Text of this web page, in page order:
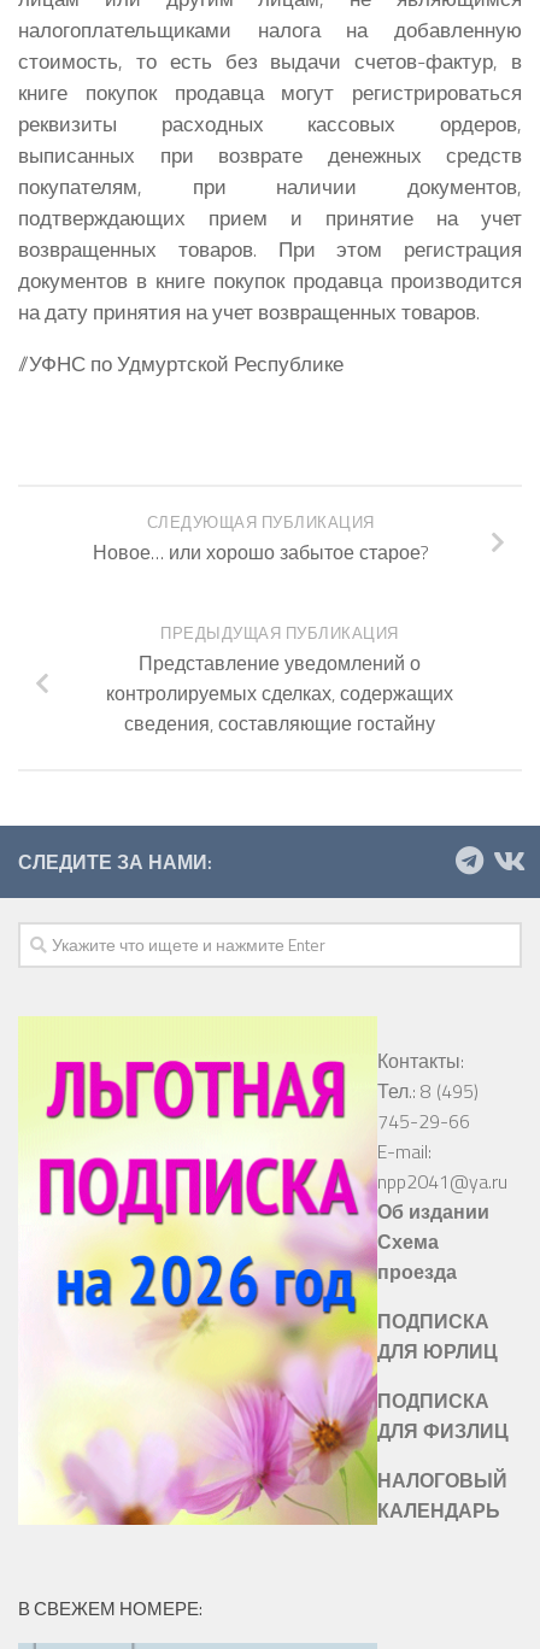
налогоплательщиками налога на добавленную
стоимость, то есть без выдачи счетов-фактур, в
книге покупок продавца могут регистрироваться
реквизиты расходных кассовых ордеров,
выписанных при возврате денежных средств
покупателям, при наличии документов,
подтверждающих прием и принятие на учет
возвращенных товаров. При этом регистрация
документов в книге покупок продавца производится
на дату принятия на учет возвращенных товаров.
//УФНС по Удмуртской Республике
СЛЕДУЮЩАЯ ПУБЛИКАЦИЯ
Новое… или хорошо забытое старое?
ПРЕДЫДУЩАЯ ПУБЛИКАЦИЯ
Представление уведомлений о
контролируемых сделках, содержащих
сведения, составляющие гостайну
СЛЕДИТЕ ЗА НАМИ:
Контакты:
Тел.: 8 (495)
745-29-66
E-mail:
npp2041@ya.ru
Об издании
Схема
проезда
ПОДПИСКА
ДЛЯ ЮРЛИЦ
ПОДПИСКА
ДЛЯ ФИЗЛИЦ
НАЛОГОВЫЙ
КАЛЕНДАРЬ
В СВЕЖЕМ НОМЕРЕ: